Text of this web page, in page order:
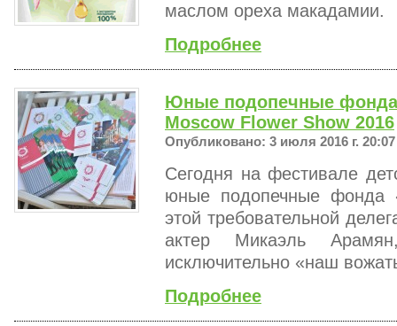
маслом ореха макадамии.
Подробнее
Юные подопечные фонда
Moscow Flower Show 2016
Опубликовано: 3 июля 2016 г.
Сегодня на фестивале
юные подопечные
этой требовательной
актер Микаэль
исключительно «наш
Подробнее